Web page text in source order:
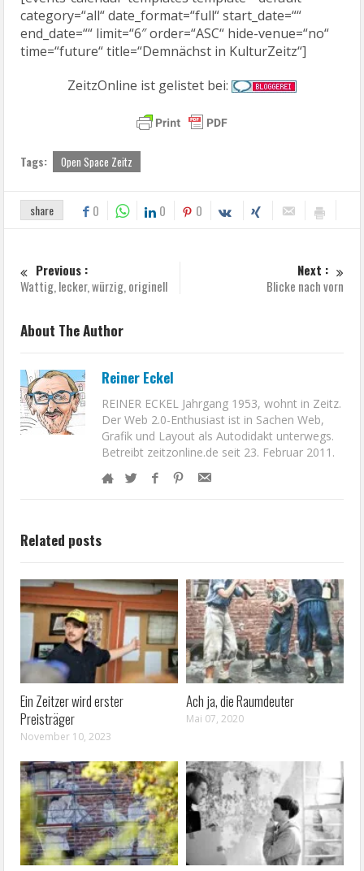
category=“all“ date_format=“full“ start_date=““
end_date=““ limit=“6″ order=“ASC“ hide-venue=“no“
time=“future“ title=“Demnächst in KulturZeitz“]
ZeitzOnline ist gelistet bei:
Tags: Open Space Zeitz
share 0 0 0
Previous :
Wattig, lecker, würzig, originell
Next :
Blicke nach vorn
About The Author
Reiner Eckel
REINER ECKEL Jahrgang 1953, wohnt in Zeitz.
Der Web 2.0-Enthusiast ist in Sachen Web,
Grafik und Layout als Autodidakt unterwegs.
Betreibt zeitzonline.de seit 23. Februar 2011.
Related posts
Ein Zeitzer wird erster
Preisträger
November 10, 2023
Ach ja, die Raumdeuter
Mai 07, 2020